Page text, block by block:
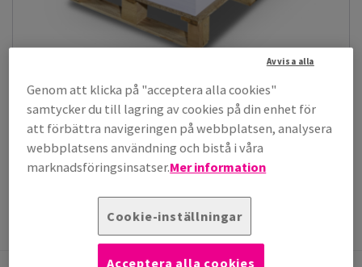
GalerieArt™ Gloss är ett högbestruket glättat papper med extra
slät och högglansig ytfi...
Visa artiklar
Bestruket Standard Papers
Genom att klicka på "acceptera alla cookies"
samtycker du till lagring av cookies på din enhet för
att förbättra navigeringen på webbplatsen, analysera
webbplatsens användning och bistå i våra
marknadsföringsinsatser.Mer information
Cookie-inställningar
Avvisa alla
Acceptera alla cookies